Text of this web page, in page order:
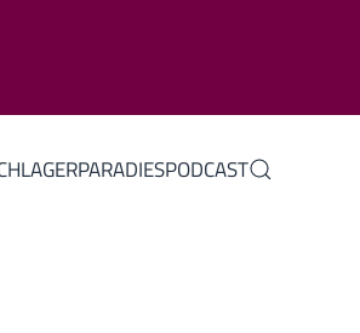
PODCAST